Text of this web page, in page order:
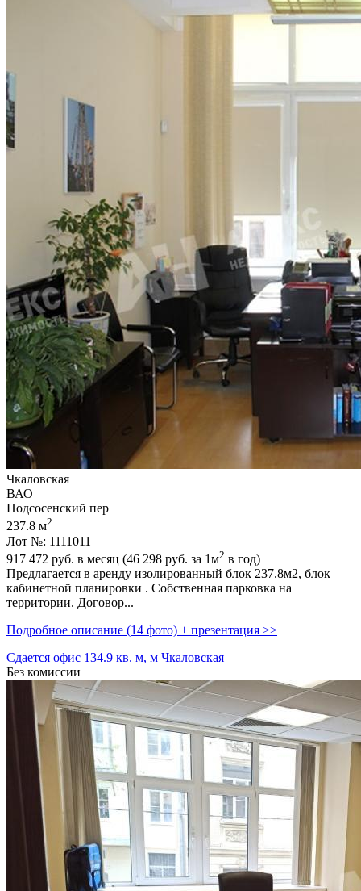
Чкаловская
ВАО
Подсосенский пер
237.8 м2
Лот №: 1111011
917 472 руб. в месяц (46 298 руб. за 1м2 в год)
Предлагается в аренду изолированный блок 237.8м2,­ блок
кабинетной планировки . Собственная парковка на
территории. Договор...
Подробное описание (14 фото) + презентация >>
Сдается офис 134.9 кв. м, м Чкаловская
Без комиссии